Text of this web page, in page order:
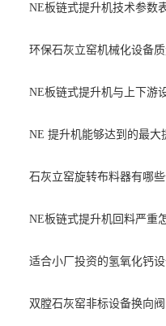
NE板链式提升机技术参数
环保石灰立窑机械化设备
NE板链式提升机与上下游
NE 提升机能够达到的最大
石灰立窑旋转布料器有哪
NE板链式提升机回料严重
适合小厂投资的氢氧化钙
双膛石灰窑非标设备换向